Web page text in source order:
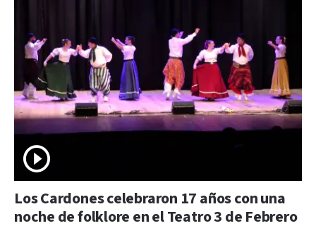
Los Cardones celebraron 17 años con una
noche de folklore en el Teatro 3 de Febrero